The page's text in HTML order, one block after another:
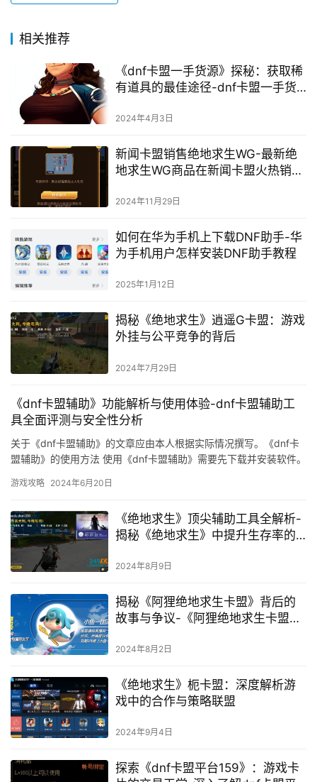
相关推荐
《dnf卡盟一手货源》探秘：获取稀
有道具的最佳途径-dnf卡盟一手货
2024年4月3日
新闻卡盟销售绝地求生WG-最新绝
地求生WG商品在新闻卡盟火热销售
2024年11月29日
如何在华为手机上下载DNF助手-华
为手机用户怎样安装DNF助手教程
2025年1月12日
揭秘《绝地求生》逍遥G卡盟：游戏
外挂与公平竞争的背后
2024年7月29日
《dnf卡盟辅助》功能解析与使用体验-dnf卡盟辅助工
具全面评测与安全性分析
关于《dnf卡盟辅助》的文章应由本人根据实际情况撰写。《dnf卡
盟辅助》的使用方法 使用《dnf卡盟辅助》需要先下载并安装软件。
游戏攻略 2024年6月20日
《绝地求生》顶尖辅助工具全解析-
揭秘《绝地求生》中提升生存率的
2024年8月9日
揭秘《阿狸绝地求生卡盟》背后的
故事与争议-《阿狸绝地求生卡盟》
2024年8月2日
《绝地求生》枙卡盟：深度解析游
戏中的合作与策略联盟
2024年9月4日
探索《dnf卡盟平台159》：游戏卡